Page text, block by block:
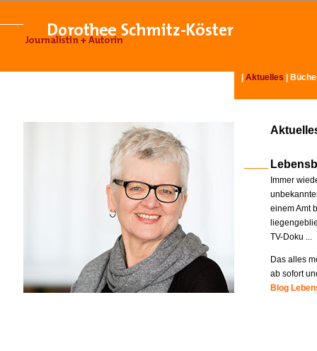
Aktuelles
Immer
einem Amt
TV-Doku ...
Das alles
ab sofort
Blog